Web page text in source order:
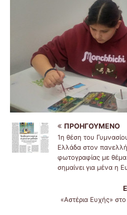
ΠΡΟΗΓΟΎΜΕΝΟ
1η θέση του
Ελλάδα στον
φωτογραφίας με θέμα
σημαίνει για μένα η
«Αστέρια Ευχής»